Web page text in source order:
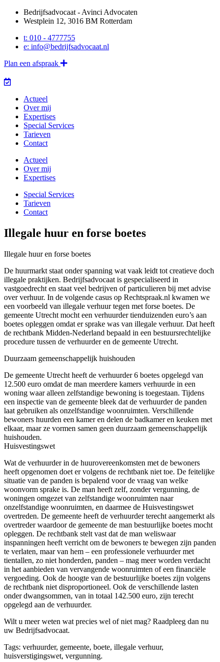
Bedrijfsadvocaat - Avinci Advocaten
Westplein 12, 3016 BM Rotterdam
t: 010 - 4777755
e: info@bedrijfsadvocaat.nl
Plan een afspraak
Actueel
Over mij
Expertises
Special Services
Tarieven
Contact
Actueel
Over mij
Expertises
Special Services
Tarieven
Contact
Illegale huur en forse boetes
Illegale huur en forse boetes
De huurmarkt staat onder spanning wat vaak leidt tot creatieve doch
illegale praktijken. Bedrijfsadvocaat is gespecialiseerd in
vastgoedrecht en staat veel bedrijven of particulieren bij met advise
over verhuur. In de volgende casus op Rechtspraak.nl kwamen we
een voorbeeld van illegale verhuur tegen met forse boetes. De
gemeente Utrecht mocht een verhuurder tienduizenden euro’s aan
boetes opleggen omdat er sprake was van illegale verhuur. Dat heeft
de rechtbank Midden-Nederland bepaald in een bestuursrechtelijke
procedure tussen de verhuurder en de gemeente Utrecht.
Duurzaam gemeenschappelijk huishouden
De gemeente Utrecht heeft de verhuurder 6 boetes opgelegd van
12.500 euro omdat de man meerdere kamers verhuurde in een
woning waar alleen zelfstandige bewoning is toegestaan. Tijdens
een inspectie van de gemeente bleek dat de verhuurder de panden
laat gebruiken als onzelfstandige woonruimten. Verschillende
bewoners huurden een kamer en delen de badkamer en keuken met
elkaar, maar ze vormen samen geen duurzaam gemeenschappelijk
huishouden.
Huisvestingswet
Wat de verhuurder in de huurovereenkomsten met de bewoners
heeft opgenomen doet er volgens de rechtbank niet toe. De feitelijke
situatie van de panden is bepalend voor de vraag van welke
woonvorm sprake is. De man heeft zelf, zonder vergunning, de
woningen omgezet van zelfstandige woonruimten naar
onzelfstandige woonruimten, en daarmee de Huisvestingswet
overtreden. De gemeente heeft de verhuurder terecht aangemerkt als
overtreder waardoor de gemeente de man bestuurlijke boetes mocht
opleggen. De rechtbank stelt vast dat de man weliswaar
inspanningen heeft verricht om de bewoners te bewegen zijn panden
te verlaten, maar van hem – een professionele verhuurder met
tientallen, zo niet honderden, panden – mag meer worden verdacht
in het aanbieden van vervangende woonruimten of een financiële
vergoeding. Ook de hoogte van de bestuurlijke boetes zijn volgens
de rechtbank niet disproportioneel. Ook de verschillende lasten
onder dwangsommen, van in totaal 142.500 euro, zijn terecht
opgelegd aan de verhuurder.
Wilt u meer weten wat precies wel of niet mag? Raadpleeg dan nu
uw Bedrijfsadvocaat.
Tags: verhuurder, gemeente, boete, illegale verhuur,
huisverstigingswet, vergunning.